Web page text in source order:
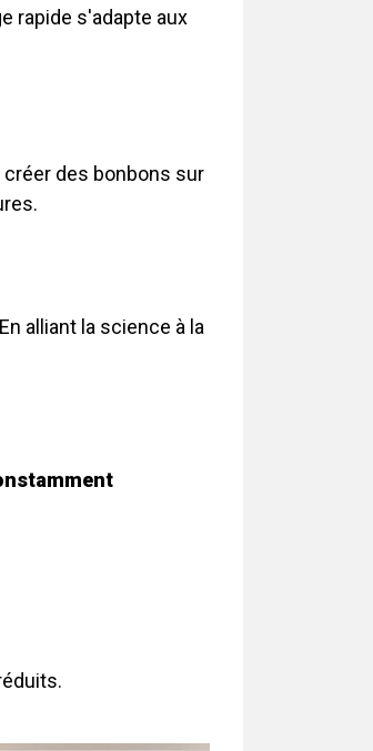
rapide s'adapte aux
des bonbons sur
alliant la science à la